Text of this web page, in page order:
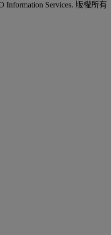
Information Services. 版權所有